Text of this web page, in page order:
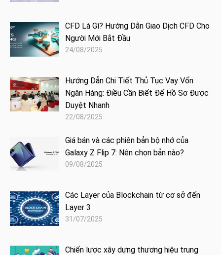
CFD Là Gì? Hướng Dẫn Giao Dịch CFD Cho
Người Mới Bắt Đầu
24/08/2025
Hướng Dẫn Chi Tiết Thủ Tục Vay Vốn
Ngân Hàng: Điều Cần Biết Để Hồ Sơ Được
Duyệt Nhanh
22/08/2025
Giá bán và các phiên bản bộ nhớ của
Galaxy Z Flip 7: Nên chọn bản nào?
09/08/2025
Các Layer của Blockchain từ cơ sở đến
Layer 3
31/07/2025
Chiến lược xây dựng thương hiệu trung